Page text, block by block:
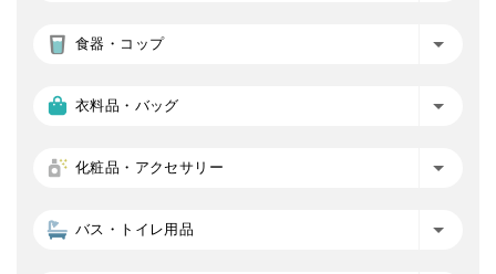
食器・コップ
衣料品・バッグ
化粧品・アクセサリー
バス・トイレ用品